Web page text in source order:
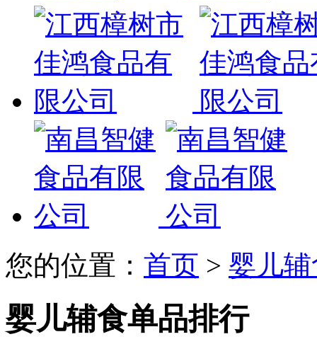
您的位置： 首页 > 婴儿
婴儿辅食单品排行